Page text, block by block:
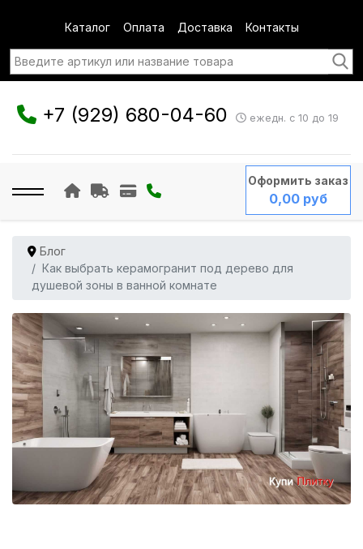
Каталог Оплата Доставка Контакты
+7 (929) 680-04-60 ежедн. с 10 до 19
Оформить заказ
0,00 руб
Блог
Как выбрать керамогранит под дерево для
душевой зоны в ванной комнате